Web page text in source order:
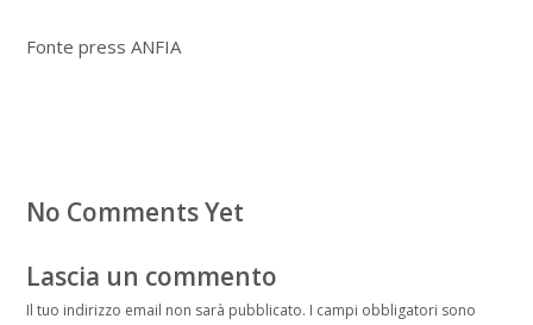
Fonte press ANFIA
No Comments Yet
Lascia un commento
Il tuo indirizzo email non sarà pubblicato. I campi obbligatori sono